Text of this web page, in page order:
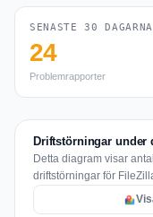
SENASTE 30 DAGARNA
24
Problemrapporter
Driftstörningar under
Detta diagram visar
driftstörningar för